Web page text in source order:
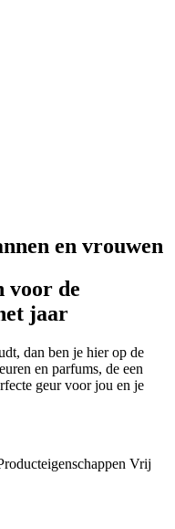
en vrouwen
voor de
jaar
dan ben je hier op de
en parfums, de een
geur voor jou en je
Vrij